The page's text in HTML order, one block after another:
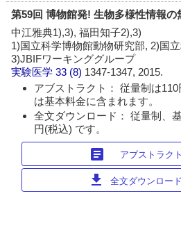
第59回 博物館発! 生物多様性情報の
中江雅典1),3), 福田知子2),3)
1)国立科学博物館動物研究部, 2)国
3)JBIFワーキンググループ
実験医学 33 (8) 1347-1347, 2015.
アブストラクト： 従量制は
は基本料金に含まれます。
全文ダウンロード： 従量制、
円(税込) です。
article アブストラク
download 全文ダウンロー